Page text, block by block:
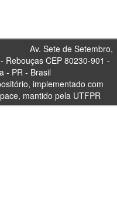
Sete de Setembro,
Rebouças CEP 80230-901 -
- PR - Brasil
implementado com
mantido pela UTFPR